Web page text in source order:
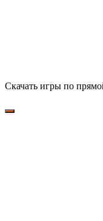
Скачать игры по